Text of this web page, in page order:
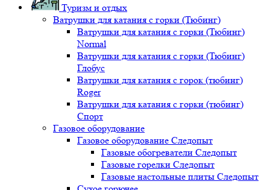
Туризм и отдых
Ватрушки для катания с горки (Тюбинг)
Ватрушки для катания с горки (Тюбинг)
Normal
Ватрушки для катания с горки (Тюбинг)
Глобус
Ватрушки для катания с горок (тюбинг)
Roger
Ватрушки для катания с горки (тюбинг)
Спорт
Газовое оборудование
Газовое оборудование Следопыт
Газовые обогреватели Следопыт
Газовые горелки Следопыт
Газовые настольные плиты Следопыт